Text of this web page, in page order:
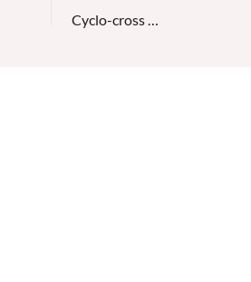
Cyclo-cross Ornans